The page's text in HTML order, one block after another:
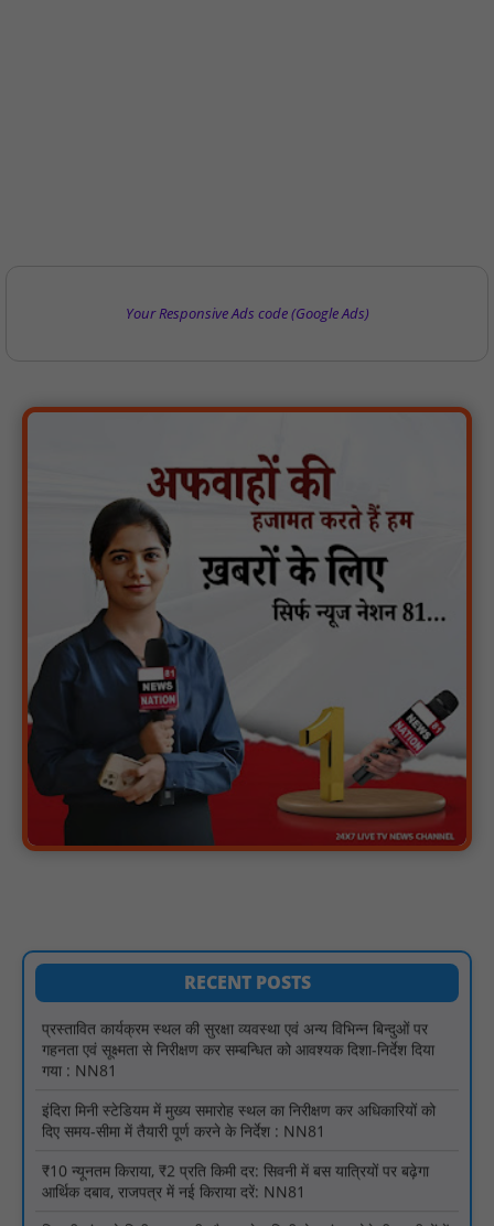
Your Responsive Ads code (Google Ads)
RECENT POSTS
नाबालिग पीड़ितों की पहचान सोशल मीडिया पर साझा करना कानूनन अपराध
— नरसिंहपुर पुलिस की अपील : NN81
मगरौनी पुलिस की बड़ी कार्रवाई लंबे समय से फरार एक स्थाई वारंटी सहित दो
वारंटी गिरफ्तार : NN81
स्वतंत्रता दिवस सिर पर होने के बाद भी परिसर में फैली है गंदगी और झाड़ियाँ,
फर्श पर उपेक्षित हालत में मिला तिरंगा : NN81
ग्रामीणों को आधार सेवाओं के साथ सेवा सेतु पोर्टल की 400 से अधिक
ऑनलाइन शासकीय सेवाएं मिलेंगी : NN81
लखीमपुर खीरी अपराध नियंत्रण और वांछित अभियुक्तों की गिरफ्तारी को लेकर
प्रस्तावित कार्यक्रम स्थल की सुरक्षा व्यवस्था एवं अन्य विभिन्न बिन्दुओं पर
गहनता एवं सूक्ष्मता से निरीक्षण कर सम्बन्धित को आवश्यक दिशा-निर्देश दिया
गया : NN81
इंदिरा मिनी स्टेडियम में मुख्य समारोह स्थल का निरीक्षण कर अधिकारियों को
दिए समय-सीमा में तैयारी पूर्ण करने के निर्देश : NN81
₹10 न्यूनतम किराया, ₹2 प्रति किमी दर: सिवनी में बस यात्रियों पर बढ़ेगा
आर्थिक दबाव, राजपत्र में नई किराया दरें: NN81
चिरूनी गांव को मिली सड़क की सौगात, डेढ़ किमी रोड मंजूर होते ही ग्रामीणों में
छाई खुशी : NN81